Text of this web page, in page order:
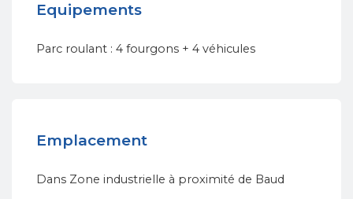
Equipements
Parc roulant : 4 fourgons + 4 véhicules
Emplacement
Dans Zone industrielle à proximité de Baud